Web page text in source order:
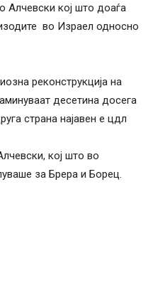
Алчевски кој што доаѓа
во Израел односно
реконструкција на
десетина досега
страна најавен е цдл
кој што во
за Брера и Борец.